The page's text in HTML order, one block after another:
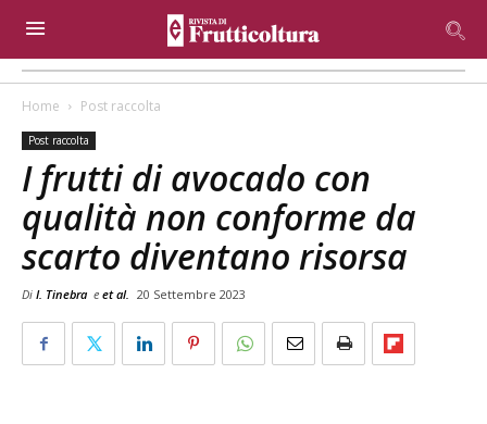
Home Post raccolta
Post raccolta
I frutti di avocado con
qualità non conforme da
scarto diventano risorsa
Di I. Tinebra e et al. 20 Settembre 2023